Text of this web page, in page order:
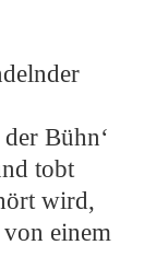
Bühn‘
tobt
wird,
einem